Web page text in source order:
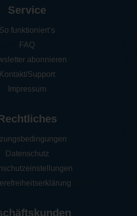
Service
So funktioniert‘s
FAQ
abonnieren
Kontakt/Support
Impressum
Datenschutz